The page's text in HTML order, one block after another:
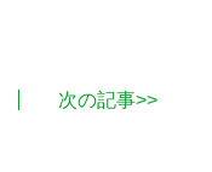
次の記事>>